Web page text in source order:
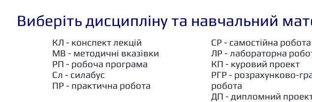
Виберіть дисципліну та навчальний
КЛ - конспект лекцій
МВ - методичні вказівки
РП - робоча програма
Сл - силабус
ПР - практична робота
СР - самостійна робота
ЛР - лабораторна
КП - куровий проект
РГР - розрахунково-
робота
ДП - дипломний